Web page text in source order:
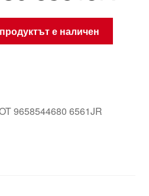
е наличен
9658544680 6561JR